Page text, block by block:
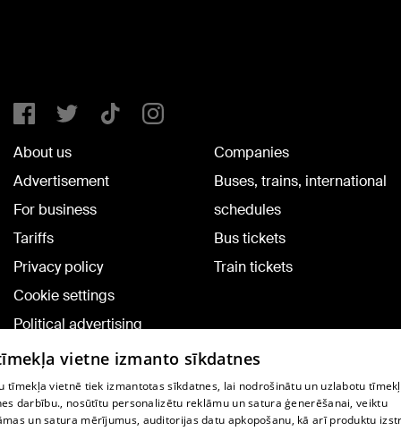
About us
Advertisement
For business
Tariffs
Privacy policy
Cookie settings
Political advertising
Cookie policy
Commenting terms
Companies
Buses, trains, international
schedules
Bus tickets
Train tickets
TV program
vietne izmanto sīkdatnes
tīmekļa vietnē tiek izmantotas sīkdatnes, lai nodrošinātu un uzlabotu
darbību., nosūtītu personalizētu reklāmu un satura ģenerēšanai, veiktu
un satura mērījumus, auditorijas datu apkopošanu, kā arī produktu